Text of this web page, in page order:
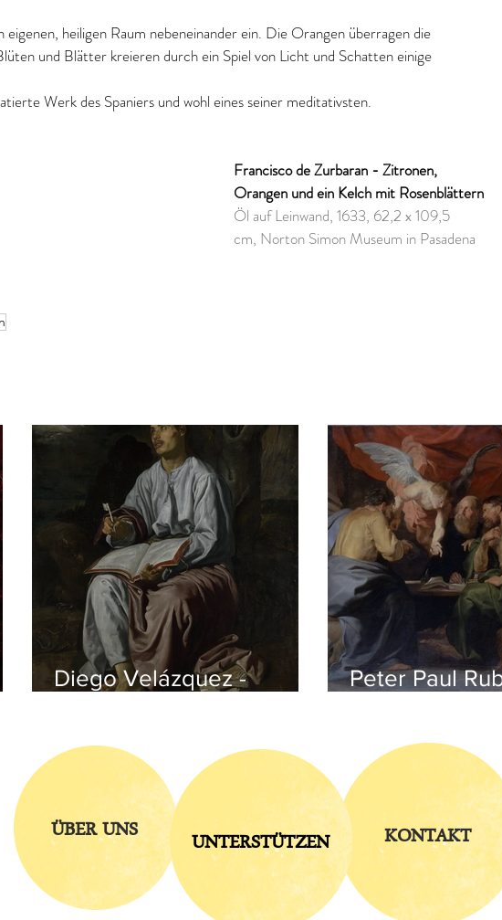
heiligen Raum nebeneinander ein. Die Orangen überragen die
und Blätter kreieren durch ein Spiel von Licht und Schatten einige
Werk des Spaniers und wohl eines seiner meditativsten.
Francisco de Zurbaran - Zitronen,
Orangen und ein Kelch mit Rosenblättern
Öl auf Leinwand, 1633, 62,2 x 109,5
cm, Norton Simon Museum in Pasadena
Diego Velázquez -
Peter Paul
ÜBER UNS UNTERSTÜTZEN KONTAKT